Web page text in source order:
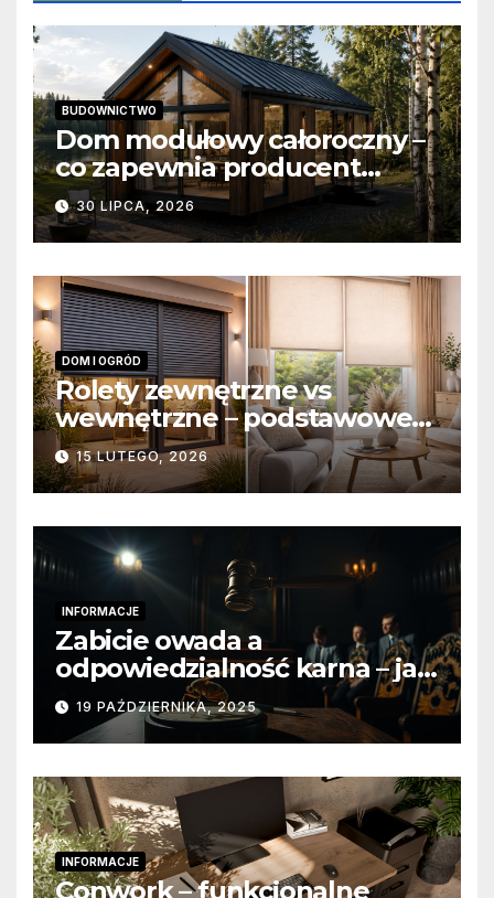
BUDOWNICTWO
Dom modułowy całoroczny –
co zapewnia producent
domów modułowych?
30 LIPCA, 2026
DOM I OGRÓD
Rolety zewnętrzne vs
wewnętrzne – podstawowe
różnice konstrukcyjne i
funkcjonalne
15 LUTEGO, 2026
INFORMACJE
Zabicie owada a
odpowiedzialność karna – jak
wygląda to w praktyce?
19 PAŹDZIERNIKA, 2025
INFORMACJE
Conwork – funkcjonalne